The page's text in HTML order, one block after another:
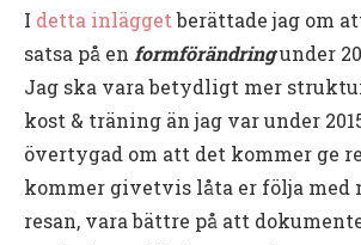
I detta inläggetberättade jag om
satsa på en formförändringunder
Jag ska vara betydligt mer
kost & träning än jag var under
övertygad om att det kommer ge
kommer givetvis låta er följa med
resan, vara bättre på att